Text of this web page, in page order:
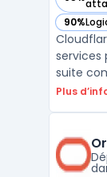
90%
— voir
services
suite
la
faille. Le
Plus